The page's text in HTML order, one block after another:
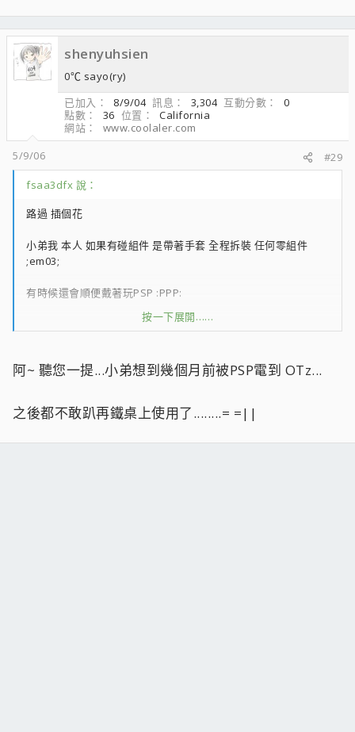
shenyuhsien
0℃ sayo(ry)
已加入
8/9/04 訊息 3,304 互動分數
0
點數
36 位置
California
網站
www.coolaler.com
5/9/06
#29
fsaa3dfx 說：
路過 插個花
小弟我 本人 如果有碰組件 是帶著手套 全程拆裝 任何零組件
;em03;
有時候還會順便戴著玩PSP :PPP:
其實是有一次戴上後 覺得上癮了 ;tongue; 覺得手感還不賴
這種手套 其實隨處可見 台灣也很多
只是 個人愛好日本的 噗 ;oq; :PPP:
按一下展開……
阿~ 聽您一提...小弟想到幾個月前被PSP電到 OTz...
之後都不敢趴再鐵桌上使用了........= =||